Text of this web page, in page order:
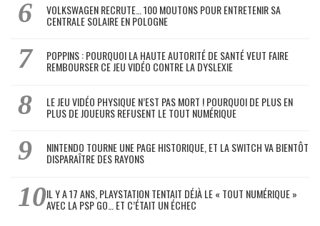
VOLKSWAGEN RECRUTE… 100 MOUTONS POUR ENTRETENIR SA
CENTRALE SOLAIRE EN POLOGNE
POPPINS : POURQUOI LA HAUTE AUTORITÉ DE SANTÉ VEUT FAIRE
REMBOURSER CE JEU VIDÉO CONTRE LA DYSLEXIE
LE JEU VIDÉO PHYSIQUE N’EST PAS MORT ! POURQUOI DE PLUS EN
PLUS DE JOUEURS REFUSENT LE TOUT NUMÉRIQUE
NINTENDO TOURNE UNE PAGE HISTORIQUE, ET LA SWITCH VA BIENTÔT
DISPARAÎTRE DES RAYONS
IL Y A 17 ANS, PLAYSTATION TENTAIT DÉJÀ LE « TOUT NUMÉRIQUE »
AVEC LA PSP GO… ET C’ÉTAIT UN ÉCHEC